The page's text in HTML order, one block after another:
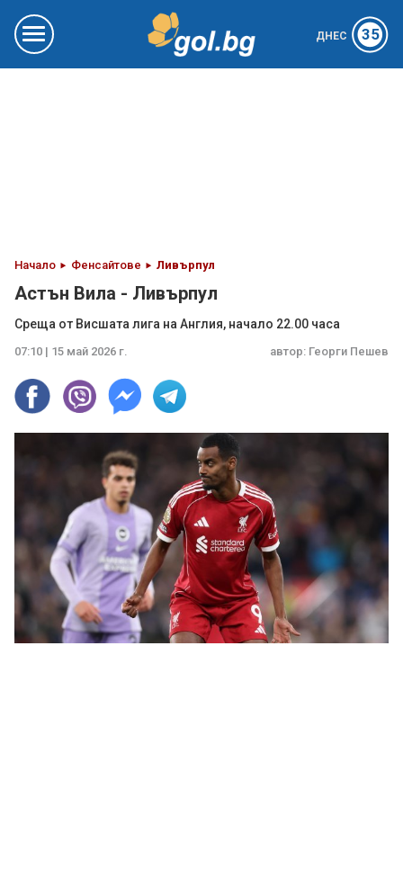
ДНЕС 35
Начало Фенсайтове Ливърпул
Астън Вила - Ливърпул
Среща от Висшата лига на Англия, начало 22.00 часа
07:10 | 15 май 2026 г. автор: Георги Пешев